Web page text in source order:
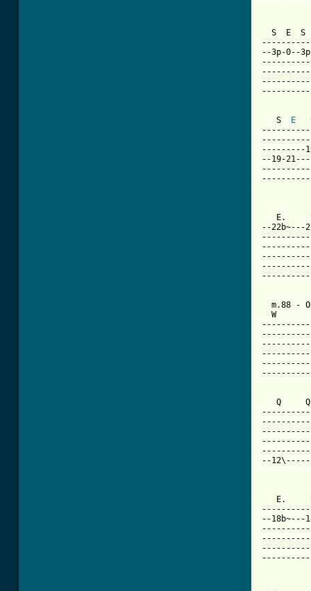
S  E  S
--3p-
   S
E
---------
--19-
E.
--
W
Q
--
E.
--18b~---